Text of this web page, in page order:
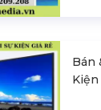
Bán
Kiện